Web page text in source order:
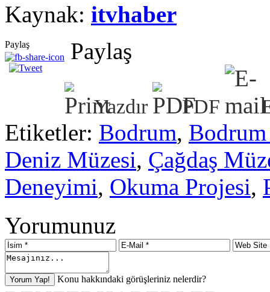
Kaynak: itvhaber
Paylaş Paylaş
Yazdır PDF
Etiketler: Bodrum,
Deniz Müzesi, Çağdaş
Deneyimi, Okuma Projesi,
Yorumunuz
Konu hakkındaki görüşleriniz nelerdir?